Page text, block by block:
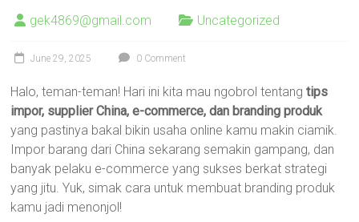
gek4869@gmail.com Uncategorized
June 29, 2025 0 Comment
Halo, teman-teman! Hari ini kita mau ngobrol tentangtips
impor, supplier China, e-commerce, dan branding produk
yang pastinya bakal bikin usaha online kamu makin ciamik.
Impor barang dari China sekarang semakin gampang, dan
banyak pelaku e-commerce yang sukses berkat strategi
yang jitu. Yuk, simak cara untuk membuat branding produk
kamu jadi menonjol!